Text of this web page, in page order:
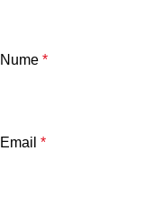
Nume *
Email *